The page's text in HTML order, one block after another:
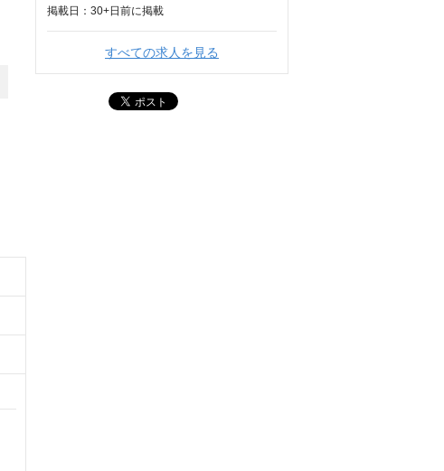
掲載日： 30+日 前に掲載
すべての求人を見る